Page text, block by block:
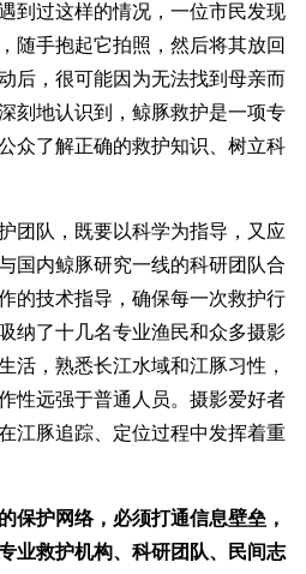
到过这样的情况，一位市民发现
随手抱起它拍照，然后将其放回
后，很可能因为无法找到母亲而
刻地认识到，鲸豚救护是一项专
众了解正确的救护知识、树立科
队，既要以科学为指导，又应
国内鲸豚研究一线的科研团队合
的技术指导，确保每一次救护行
纳了十几名专业渔民和众多摄影
活，熟悉长江水域和江豚习性，
性远强于普通人员。摄影爱好者
江豚追踪、定位过程中发挥着重
保护网络，必须打通信息壁垒，
业救护机构、科研团队、民间志